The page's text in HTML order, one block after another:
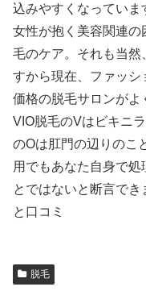
込みやすくなっていま
女性が抱く美容関連
毛のケア。それも当
すから現在、ファッ
価格の脱毛サロンがよ
VIO脱毛のVはビキニ
のOは肛門の辺りのこ
用でもあなた自身で
とではないと断言で
と口コミ
脱毛